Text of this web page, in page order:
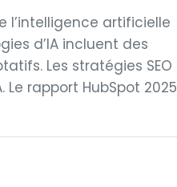
l’intelligence artificielle
d’IA incluent des
Les stratégies SEO
rapport HubSpot 2025